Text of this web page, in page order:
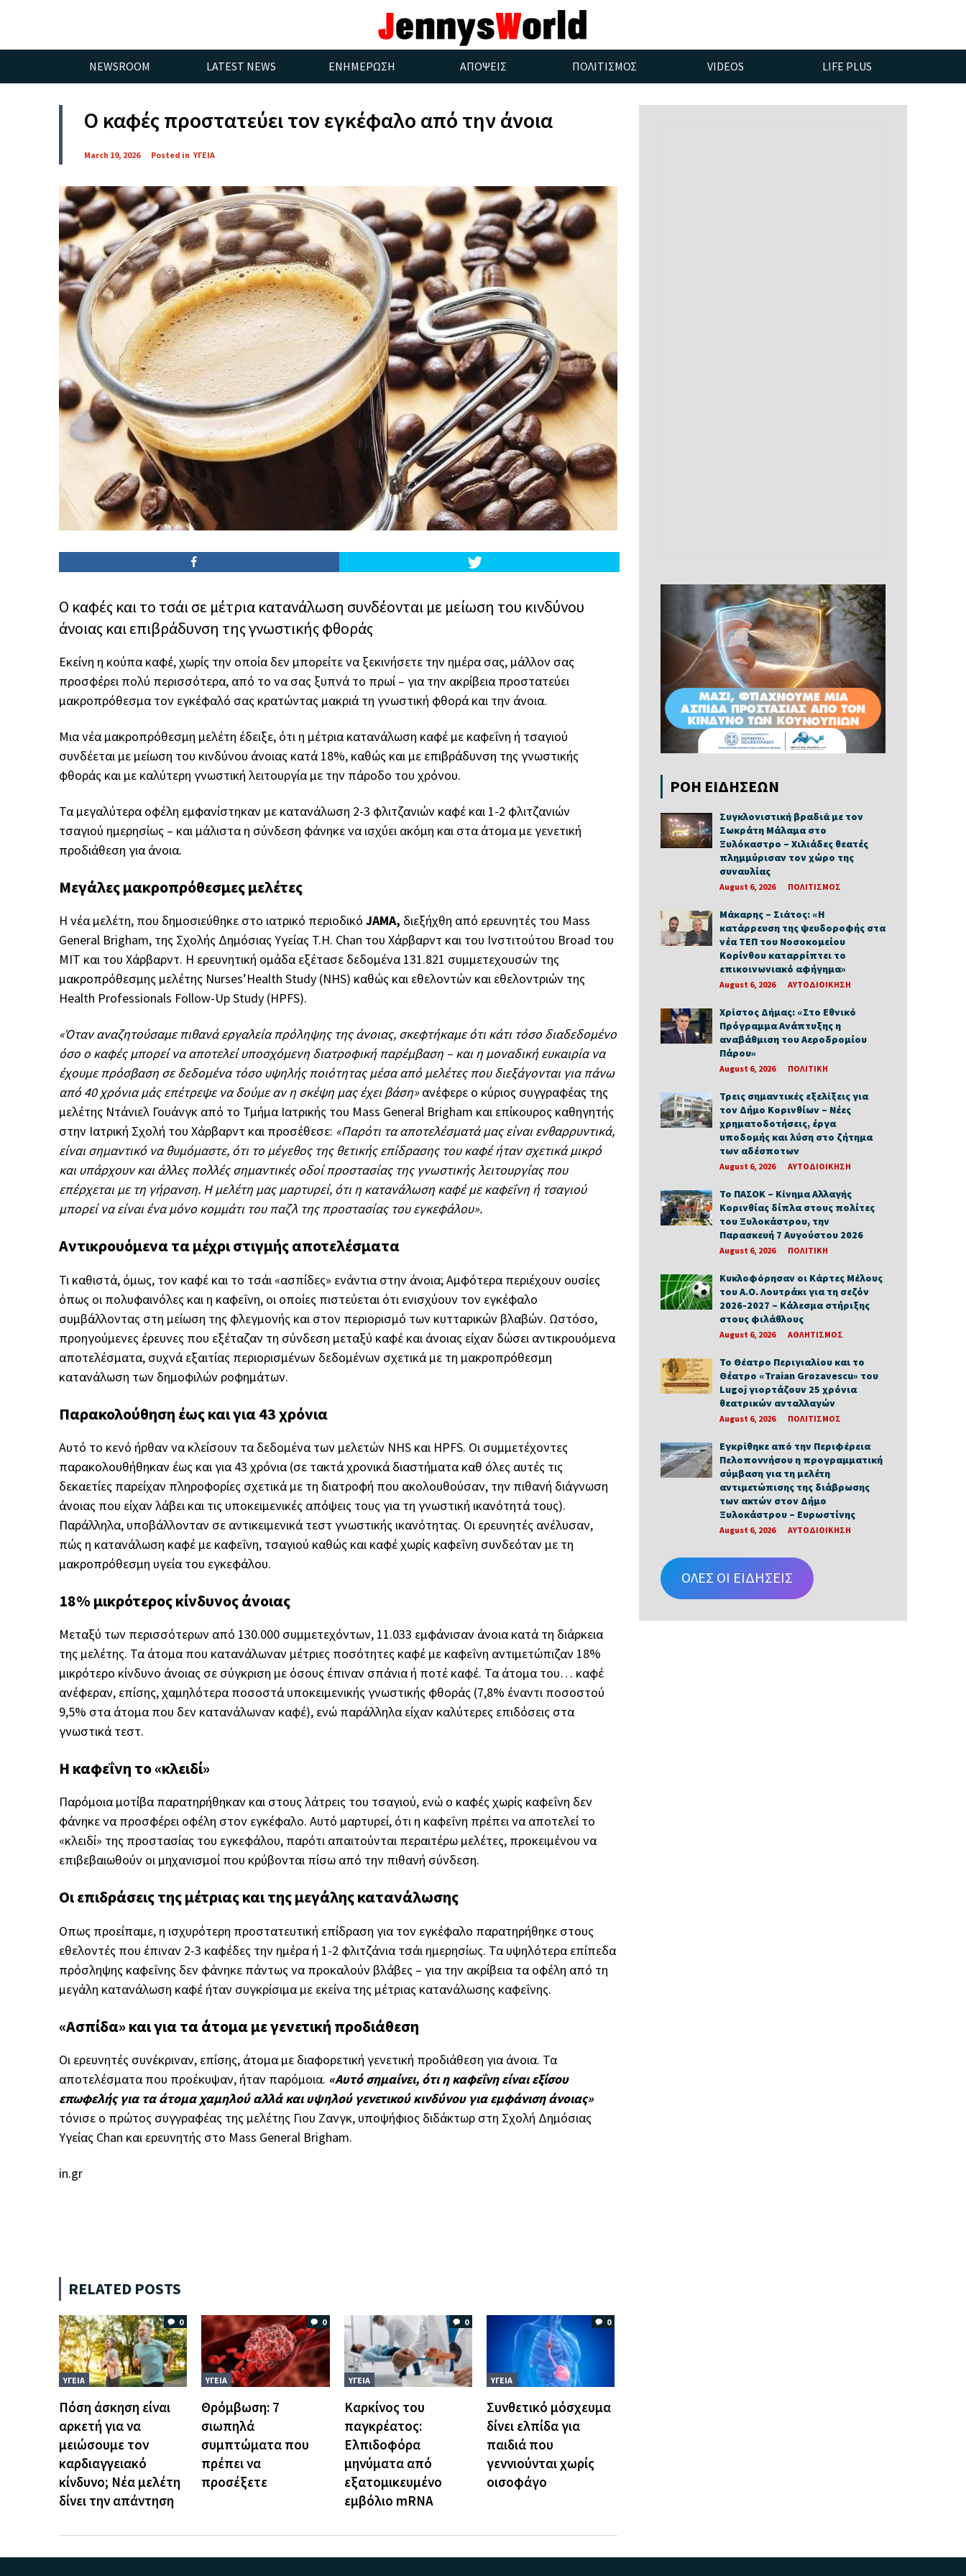
NEWSROOM LATEST NEWS ΕΝΗΜΕΡΩΣΗ ΑΠΟΨΕΙΣ ΠΟΛΙΤΙΣΜΟΣ VIDEOS LIFE PLUS
Ο καφές προστατεύει τον εγκέφαλο από την άνοια
March 19, 2026 Posted in ΥΓΕΙΑ
Ο καφές και το τσάι σε μέτρια κατανάλωση συνδέονται με μείωση του κινδύνου
άνοιας και επιβράδυνση της γνωστικής φθοράς
Εκείνη η κούπα καφέ, χωρίς την οποία δεν μπορείτε να ξεκινήσετε την ημέρα σας, μάλλον σας
προσφέρει πολύ περισσότερα, από το να σας ξυπνά το πρωί – για την ακρίβεια προστατεύει
μακροπρόθεσμα τον εγκέφαλό σας κρατώντας μακριά τη γνωστική φθορά και την άνοια.
Μια νέα μακροπρόθεσμη μελέτη έδειξε, ότι η μέτρια κατανάλωση καφέ με καφεΐνη ή τσαγιού
συνδέεται με μείωση του κινδύνου άνοιας κατά 18%, καθώς και με επιβράδυνση της γνωστικής
φθοράς και με καλύτερη γνωστική λειτουργία με την πάροδο του χρόνου.
Τα μεγαλύτερα οφέλη εμφανίστηκαν με κατανάλωση 2-3 φλιτζανιών καφέ και 1-2 φλιτζανιών
τσαγιού ημερησίως – και μάλιστα η σύνδεση φάνηκε να ισχύει ακόμη και στα άτομα με γενετική
προδιάθεση για άνοια.
Μεγάλες μακροπρόθεσμες μελέτες
Η νέα μελέτη, που δημοσιεύθηκε στο ιατρικό περιοδικό JAMA, διεξήχθη από ερευνητές του Mass
General Brigham, της Σχολής Δημόσιας Υγείας T.H. Chan του Χάρβαρντ και του Ινστιτούτου Broad του
ΜΙΤ και του Χάρβαρντ. Η ερευνητική ομάδα εξέτασε δεδομένα 131.821 συμμετεχουσών της
μακροπρόθεσμης μελέτης Nurses’Health Study (NHS) καθώς και εθελοντών και εθελοντριών της
Health Professionals Follow-Up Study (HPFS).
«Όταν αναζητούσαμε πιθανά εργαλεία πρόληψης της άνοιας, σκεφτήκαμε ότι κάτι τόσο διαδεδομένο
όσο ο καφές μπορεί να αποτελεί υποσχόμενη διατροφική παρέμβαση – και η μοναδική ευκαιρία να
έχουμε πρόσβαση σε δεδομένα τόσο υψηλής ποιότητας μέσα από μελέτες που διεξάγονται για πάνω
από 40 χρόνια μάς επέτρεψε να δούμε αν η σκέψη μας έχει βάση» ανέφερε ο κύριος συγγραφέας της
μελέτης Ντάνιελ Γουάνγκ από το Τμήμα Ιατρικής του Mass General Brigham και επίκουρος καθηγητής
στην Ιατρική Σχολή του Χάρβαρντ και προσέθεσε: «Παρότι τα αποτελέσματά μας είναι ενθαρρυντικά,
είναι σημαντικό να θυμόμαστε, ότι το μέγεθος της θετικής επίδρασης του καφέ ήταν σχετικά μικρό
και υπάρχουν και άλλες πολλές σημαντικές οδοί προστασίας της γνωστικής λειτουργίας που
επέρχεται με τη γήρανση. Η μελέτη μας μαρτυρεί, ότι η κατανάλωση καφέ με καφεΐνη ή τσαγιού
μπορεί να είναι ένα μόνο κομμάτι του παζλ της προστασίας του εγκεφάλου».
Αντικρουόμενα τα μέχρι στιγμής αποτελέσματα
Τι καθιστά, όμως, τον καφέ και το τσάι «ασπίδες» ενάντια στην άνοια; Αμφότερα περιέχουν ουσίες
όπως οι πολυφαινόλες και η καφεΐνη, οι οποίες πιστεύεται ότι ενισχύουν τον εγκέφαλο
συμβάλλοντας στη μείωση της φλεγμονής και στον περιορισμό των κυτταρικών βλαβών. Ωστόσο,
προηγούμενες έρευνες που εξέταζαν τη σύνδεση μεταξύ καφέ και άνοιας είχαν δώσει αντικρουόμενα
αποτελέσματα, συχνά εξαιτίας περιορισμένων δεδομένων σχετικά με τη μακροπρόθεσμη
κατανάλωση των δημοφιλών ροφημάτων.
Παρακολούθηση έως και για 43 χρόνια
Αυτό το κενό ήρθαν να κλείσουν τα δεδομένα των μελετών NHS και HPFS. Οι συμμετέχοντες
παρακολουθήθηκαν έως και για 43 χρόνια (σε τακτά χρονικά διαστήματα καθ όλες αυτές τις
δεκαετίες παρείχαν πληροφορίες σχετικά με τη διατροφή που ακολουθούσαν, την πιθανή διάγνωση
άνοιας που είχαν λάβει και τις υποκειμενικές απόψεις τους για τη γνωστική ικανότητά τους).
Παράλληλα, υποβάλλονταν σε αντικειμενικά τεστ γνωστικής ικανότητας. Οι ερευνητές ανέλυσαν,
πώς η κατανάλωση καφέ με καφεΐνη, τσαγιού καθώς και καφέ χωρίς καφεΐνη συνδεόταν με τη
μακροπρόθεσμη υγεία του εγκεφάλου.
18% μικρότερος κίνδυνος άνοιας
Μεταξύ των περισσότερων από 130.000 συμμετεχόντων, 11.033 εμφάνισαν άνοια κατά τη διάρκεια
της μελέτης. Τα άτομα που κατανάλωναν μέτριες ποσότητες καφέ με καφεΐνη αντιμετώπιζαν 18%
μικρότερο κίνδυνο άνοιας σε σύγκριση με όσους έπιναν σπάνια ή ποτέ καφέ. Τα άτομα του… καφέ
ανέφεραν, επίσης, χαμηλότερα ποσοστά υποκειμενικής γνωστικής φθοράς (7,8% έναντι ποσοστού
9,5% στα άτομα που δεν κατανάλωναν καφέ), ενώ παράλληλα είχαν καλύτερες επιδόσεις στα
γνωστικά τεστ.
Η καφεΐνη το «κλειδί»
Παρόμοια μοτίβα παρατηρήθηκαν και στους λάτρεις του τσαγιού, ενώ ο καφές χωρίς καφεΐνη δεν
φάνηκε να προσφέρει οφέλη στον εγκέφαλο. Αυτό μαρτυρεί, ότι η καφεΐνη πρέπει να αποτελεί το
«κλειδί» της προστασίας του εγκεφάλου, παρότι απαιτούνται περαιτέρω μελέτες, προκειμένου να
επιβεβαιωθούν οι μηχανισμοί που κρύβονται πίσω από την πιθανή σύνδεση.
Οι επιδράσεις της μέτριας και της μεγάλης κατανάλωσης
Οπως προείπαμε, η ισχυρότερη προστατευτική επίδραση για τον εγκέφαλο παρατηρήθηκε στους
εθελοντές που έπιναν 2-3 καφέδες την ημέρα ή 1-2 φλιτζάνια τσάι ημερησίως. Τα υψηλότερα επίπεδα
πρόσληψης καφεΐνης δεν φάνηκε πάντως να προκαλούν βλάβες – για την ακρίβεια τα οφέλη από τη
μεγάλη κατανάλωση καφέ ήταν συγκρίσιμα με εκείνα της μέτριας κατανάλωσης καφεΐνης.
«Ασπίδα» και για τα άτομα με γενετική προδιάθεση
Οι ερευνητές συνέκριναν, επίσης, άτομα με διαφορετική γενετική προδιάθεση για άνοια. Τα
αποτελέσματα που προέκυψαν, ήταν παρόμοια. «Αυτό σημαίνει, ότι η καφεΐνη είναι εξίσου
επωφελής για τα άτομα χαμηλού αλλά και υψηλού γενετικού κινδύνου για εμφάνιση άνοιας»
τόνισε ο πρώτος συγγραφέας της μελέτης Γιου Ζανγκ, υποψήφιος διδάκτωρ στη Σχολή Δημόσιας
Υγείας Chan και ερευνητής στο Mass General Brigham.
in.gr
RELATED POSTS
0
ΥΓΕΙΑ
Πόση άσκηση είναι
αρκετή για να
μειώσουμε τον
καρδιαγγειακό
κίνδυνο; Νέα μελέτη
δίνει την απάντηση
0
ΥΓΕΙΑ
Θρόμβωση: 7
σιωπηλά
συμπτώματα που
πρέπει να
προσέξετε
0
ΥΓΕΙΑ
Καρκίνος του
παγκρέατος:
Ελπιδοφόρα
μηνύματα από
εξατομικευμένο
εμβόλιο mRNA
0
ΥΓΕΙΑ
Συνθετικό μόσχευμα
δίνει ελπίδα για
παιδιά που
γεννιούνται χωρίς
οισοφάγο
ΡΟΗ ΕΙΔΗΣΕΩΝ
Συγκλονιστική βραδιά με τον
Σωκράτη Μάλαμα στο
Ξυλόκαστρο – Χιλιάδες θεατές
πλημμύρισαν τον χώρο της
συναυλίας
August 6, 2026 ΠΟΛΙΤΙΣΜΟΣ
Μάκαρης – Σιάτος: «Η
κατάρρευση της ψευδοροφής στα
νέα ΤΕΠ του Νοσοκομείου
Κορίνθου καταρρίπτει το
επικοινωνιακό αφήγημα»
August 6, 2026 ΑΥΤΟΔΙΟΙΚΗΣΗ
Χρίστος Δήμας: «Στο Εθνικό
Πρόγραμμα Ανάπτυξης η
αναβάθμιση του Αεροδρομίου
Πάρου»
August 6, 2026 ΠΟΛΙΤΙΚΗ
Τρεις σημαντικές εξελίξεις για
τον Δήμο Κορινθίων – Νέες
χρηματοδοτήσεις, έργα
υποδομής και λύση στο ζήτημα
των αδέσποτων
August 6, 2026 ΑΥΤΟΔΙΟΙΚΗΣΗ
Το ΠΑΣΟΚ – Κίνημα Αλλαγής
Κορινθίας δίπλα στους πολίτες
του Ξυλοκάστρου, την
Παρασκευή 7 Αυγούστου 2026
August 6, 2026 ΠΟΛΙΤΙΚΗ
Κυκλοφόρησαν οι Κάρτες Μέλους
του Α.Ο. Λουτράκι για τη σεζόν
2026-2027 – Κάλεσμα στήριξης
στους φιλάθλους
August 6, 2026 ΑΘΛΗΤΙΣΜΟΣ
Το Θέατρο Περιγιαλίου και το
Θέατρο «Traian Grozavescu» του
Lugoj γιορτάζουν 25 χρόνια
θεατρικών ανταλλαγών
August 6, 2026 ΠΟΛΙΤΙΣΜΟΣ
Εγκρίθηκε από την Περιφέρεια
Πελοποννήσου η προγραμματική
σύμβαση για τη μελέτη
αντιμετώπισης της διάβρωσης
των ακτών στον Δήμο
Ξυλοκάστρου – Ευρωστίνης
August 6, 2026 ΑΥΤΟΔΙΟΙΚΗΣΗ
ΟΛΕΣ ΟΙ ΕΙΔΗΣΕΙΣ